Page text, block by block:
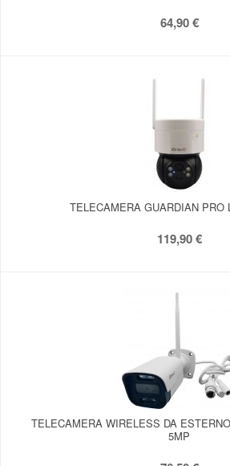
64,90 €
TELECAMERA GUARDIAN PRO
119,90 €
TELECAMERA WIRELESS DA
5MP